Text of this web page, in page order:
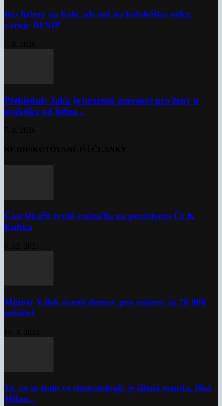
Bez helmy na kolo, ale ani na koloběžku nelez,
varuje BESIP
Přehledně: Jaká je hrazená prevence pro ženy u
praktika od ledna...
Část lékařů tvrdě zaútočila na prezidenta ČLK
Kubka
Ministr Válek ocenil domov pro seniory za 70 000
měsíčně
To, co se stalo ve stomatologii, je šílená ostuda, říká
Milan...